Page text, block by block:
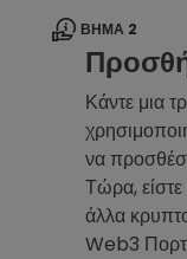
ΒΉΜΑ 2
Κάντε μια
να
Τώρα,
άλλα
Web3